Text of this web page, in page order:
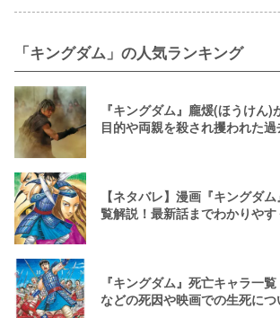
「キングダム」の人気ランキング
『キングダム』龐煖(ほうけん)
目的や両親を殺され攫われた
【ネタバレ】漫画『キングダ
覧解説！最新話までわかりや
『キングダム』死亡キャラ一
などの死因や映画での生死に